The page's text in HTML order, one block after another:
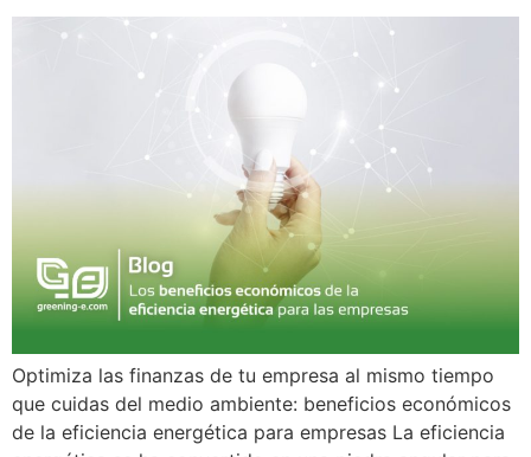
Optimiza las finanzas de tu empresa al mismo tiempo
que cuidas del medio ambiente: beneficios económicos
de la eficiencia energética para empresas La eficiencia